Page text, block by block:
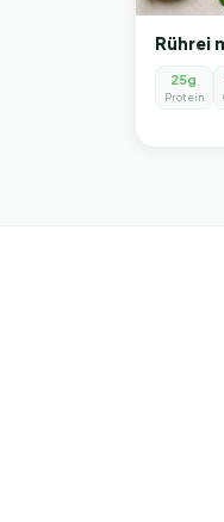
Rührei
25g
Protein